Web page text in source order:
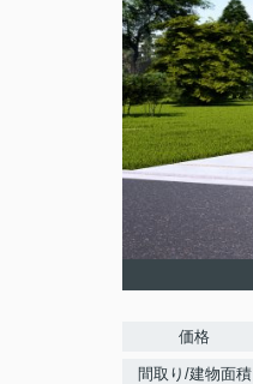
価格
間取り/建物面積